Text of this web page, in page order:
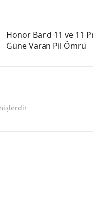
Honor Band 11 ve 11
Güne Varan Pil Ömrü